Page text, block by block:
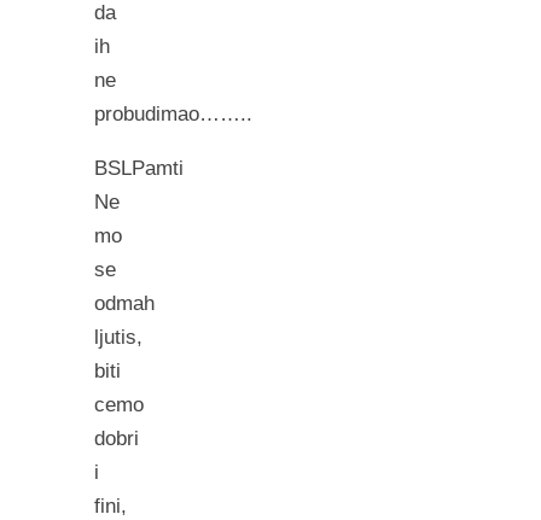
da
ih
ne
probudimao……..
BSLPamti
Ne
mo
se
odmah
ljutis,
biti
cemo
dobri
i
fini,